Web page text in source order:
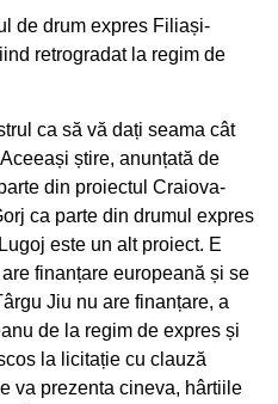
de drum expres Filiași-
retrogradat la regim de
ca să vă dați seama cât
știre, anunțată de
din proiectul Craiova-
ca parte din drumul expres
este un alt proiect. E
finanțare europeană și se
Jiu nu are finanțare, a
de la regim de expres și
la licitație cu clauză
va prezenta cineva, hârtiile